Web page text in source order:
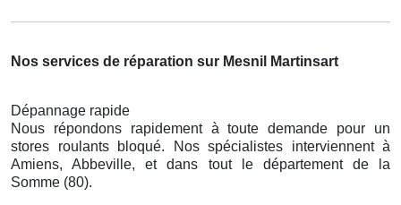
Nos services de réparation sur Mesnil Martinsart
Dépannage rapide
Nous répondons rapidement à toute demande pour un
stores roulants bloqué. Nos spécialistes interviennent à
Amiens, Abbeville, et dans tout le département de la
Somme (80).